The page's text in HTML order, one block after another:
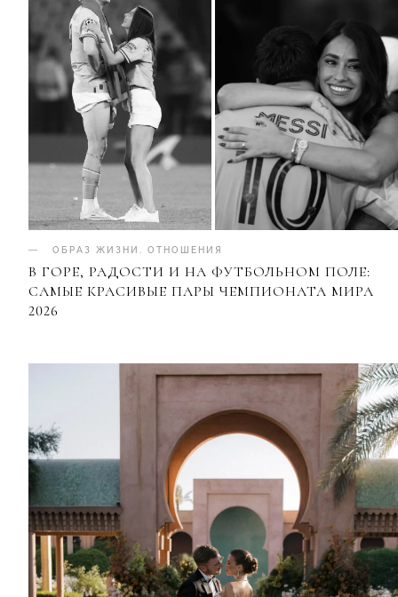
ОБРАЗ ЖИЗНИ ОТНОШЕНИЯ
В ГОРЕ, РАДОСТИ И НА ФУТБОЛЬНОМ ПОЛЕ:
САМЫЕ КРАСИВЫЕ ПАРЫ ЧЕМПИОНАТА МИРА
2026